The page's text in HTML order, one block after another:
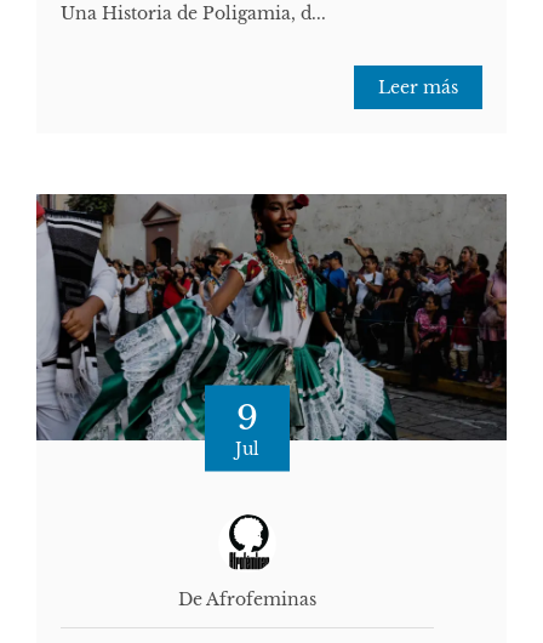
Una Historia de Poligamia, d...
Leer más
9
Jul
De Afrofeminas